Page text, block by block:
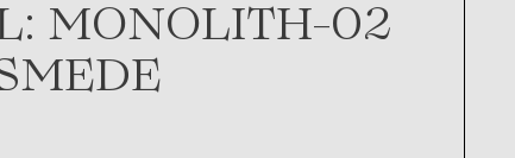
MONOLITH-02